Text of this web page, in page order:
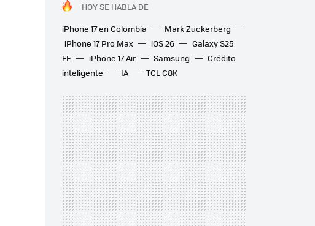
HOY SE HABLA DE
iPhone 17 en Colombia
Mark Zuckerberg
iPhone 17 Pro Max
iOS 26
Galaxy S25
FE
iPhone 17 Air Samsung
Crédito
inteligente
IA TCL C8K